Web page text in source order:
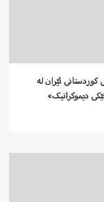
کوردستانی ئێران لە
دیموکراتیک»